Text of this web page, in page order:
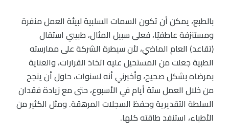
بالطبع، يمكن أن تكون السمات السلبية لبيئة العمل منفرة
ومستنزفة عاطفيًا، فعلى سبيل المثال، طبيبي استقال
(تقاعد) العام الماضي، لأن سيطرة الشركة على ممارسته
الطبية جعلت من المستحيل عليه اتخاذ القرارات، والعناية
بمرضاه بشكل صحيح، وأخبرني أنه لسنوات، حاول أن ينجح
من خلال العمل ستة أيام في الأسبوع، حتى مع زيادة فقدان
السلطة التقديرية وحفظ السجلات المرهقة. ومثل الكثير من
الأطباء، استنفد طاقته كلها.